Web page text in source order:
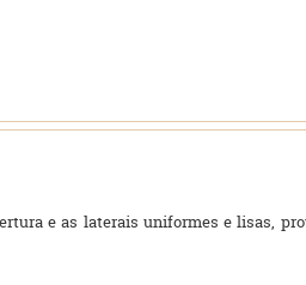
e as laterais uniformes e lisas,